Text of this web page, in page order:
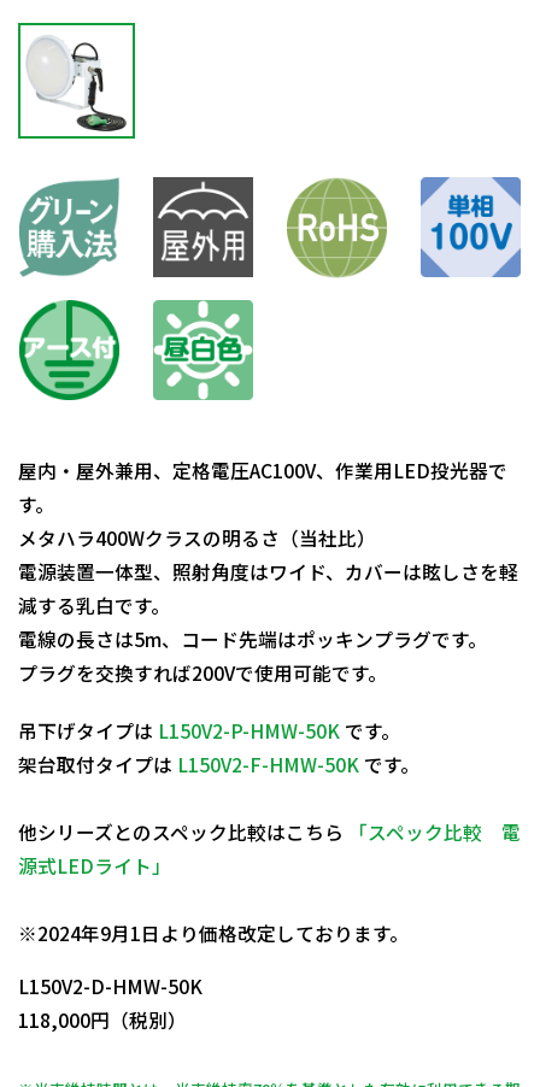
屋内・屋外兼用、定格電圧AC100V、作業用LED投光器で
す。
メタハラ400Wクラスの明るさ（当社比）
電源装置一体型、照射角度はワイド、カバーは眩しさを軽
減する乳白です。
電線の長さは5m、コード先端はポッキンプラグです。
プラグを交換すれば200Vで使用可能です。
吊下げタイプは L150V2-P-HMW-50K です。
架台取付タイプは L150V2-F-HMW-50K です。
他シリーズとのスペック比較はこちら
「スペック比較 電
源式LEDライト」
※2024年9月1日より価格改定しております。
L150V2-D-HMW-50K
118,000円（税別）